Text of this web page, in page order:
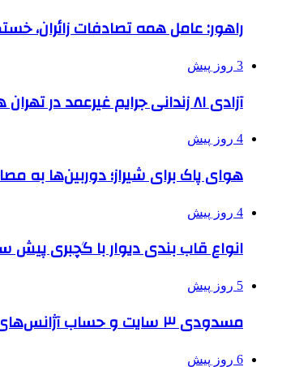
راهور: عامل همه تصادفات زائران،
3 روز پیش
آزادی ۸۱ زندانی جرایم غیرعمد در تهران همزمان با اربعین
4 روز پیش
هوای پاک برای شیراز؛ دوربین‌ها به
4 روز پیش
انواع قاب بندی دیوار با گچبری
5 روز پیش
مسدودی ۳ سایت و حساب آژانس‌های متخلف فروش بلیت اربعین
6 روز پیش